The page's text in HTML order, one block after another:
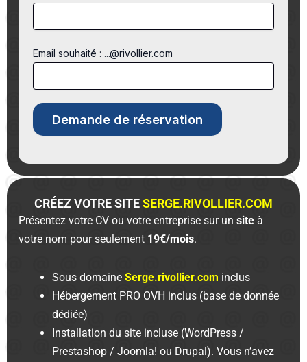
Email souhaité : ...@rivollier.com
CRÉEZ VOTRE SITESERGE.RIVOLLIER.COM
Présentez votre CV ou votre entreprise sur unsite à
votre nom pour seulement 19€/mois.
Sous domaineSerge.rivollier.com inclus
Hébergement PRO OVH inclus (base de donnée
dédiée)
Installation du site incluse (WordPress /
Prestashop / Joomla! ou Drupal). Vous n’avez